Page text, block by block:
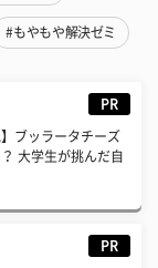
#もやもや解決ゼミ
PR
】ブッラータチーズ
大学生が挑んだ自
PR